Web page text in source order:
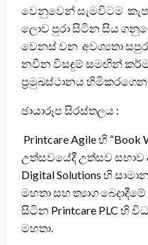
වෙනුවෙන් සැමවිටම
ලොව පුරා සිටින සිය
වෙනස් වන අවශ්‍යතා
නවීන විසඳුම් සමඟින්
ප්‍රමුඛස්ථානය
ඡායාරූප සිරස්තලය :
Printcare Agile හි
උත්සවයේදී උත්සව සභාව
Digital Solutions හි
මහතා සහ ත්‍යාග
සිටින Printcare PLC හි
මහතා.